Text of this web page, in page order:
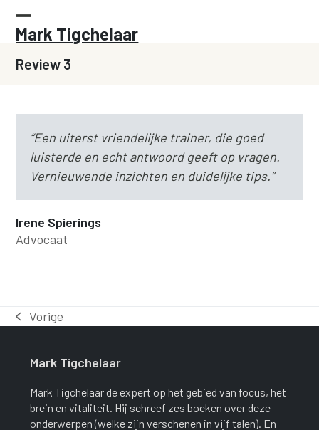
content
Mark Tigchelaar
Open
mobile
menu
Close
mobile
menu
Review 3
“Een uiterst vriendelijke trainer, die goed
luisterde en echt antwoord geeft op vragen.
Vernieuwende inzichten en duidelijke tips.”
Irene Spierings
Advocaat
previous
Vorige
Mark Tigchelaar
Mark Tigchelaar de expert op het gebied van focus, het
brein en vitaliteit. Hij schreef zes boeken over deze
onderwerpen (welke zijn verschenen in vijf talen). En